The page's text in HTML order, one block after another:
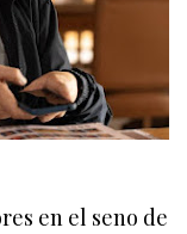
en el seno de